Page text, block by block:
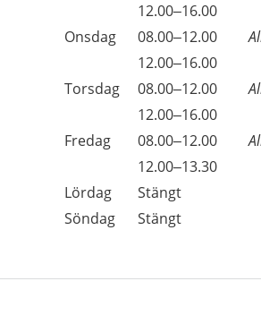
12.00–16.00
Onsdag
08.00–12.00
12.00–16.00
Torsdag
08.00–12.00
12.00–16.00
Fredag
08.00–12.00
12.00–13.30
Lördag
Stängt
Söndag
Stängt